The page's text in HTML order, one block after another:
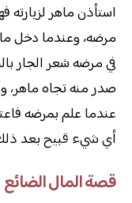
استأذن ماهر لزيارته
مرضه، وعندما دخل
في مرضه شعر الجار
صدر منه تجاه ماهر،
عندما علم بمرضه
أي شيء قبيح بعد
قصة المال الضائع